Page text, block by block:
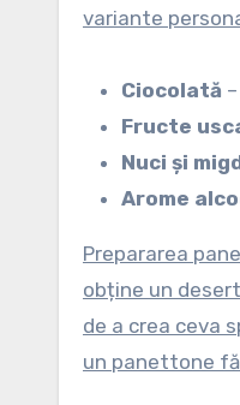
variante
Ciocolată
Fructe
Nuci și
Arome
Prepararea
obține un
de a crea ceva
un panettone